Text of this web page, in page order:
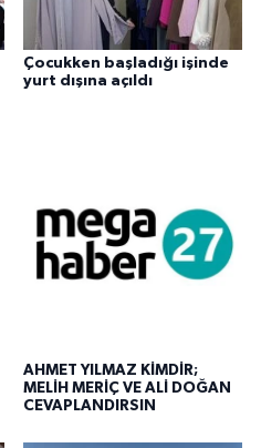
Çocukken başladığı işinde
yurt dışına açıldı
AHMET YILMAZ KİMDİR;
MELİH MERİÇ VE ALİ DOĞAN
CEVAPLANDIRSIN